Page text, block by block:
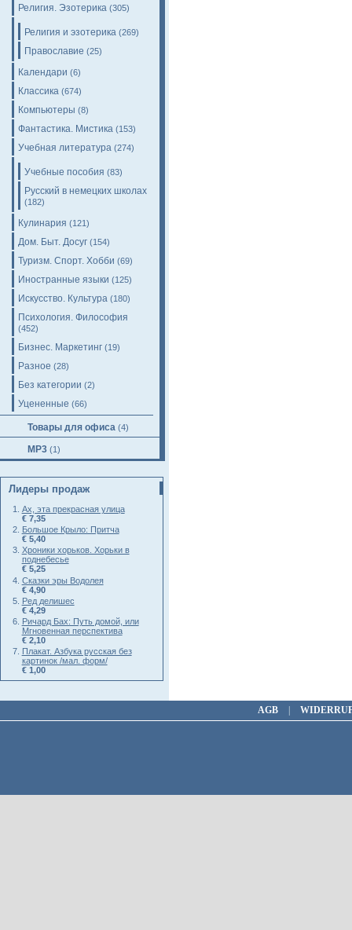
Религия. Эзотерика (305)
Религия и эзотерика (269)
Православие (25)
Календари (6)
Классика (674)
Компьютеры (8)
Фантастика. Мистика (153)
Учебная литература (274)
Учебные пособия (83)
Русский в немецких школах
(182)
Кулинария (121)
Дом. Быт. Досуг (154)
Туризм. Спорт. Хобби (69)
Иностранные языки (125)
Искусство. Культура (180)
Психология. Философия
(452)
Бизнес. Маркетинг (19)
Разное (28)
Без категории (2)
Уцененные (66)
Товары для офиса (4)
MP3 (1)
Лидеры продаж
Ах, эта прекрасная улица
€ 7,35
Большое Крыло: Притча
€ 5,40
Хроники хорьков. Хорьки в
поднебесье
€ 5,25
Сказки эры Водолея
€ 4,90
Ред делишес
€ 4,29
Ричард Бах: Путь домой, или
Мгновенная перспектива
€ 2,10
Плакат. Азбука русская без
картинок /мал. форм/
€ 1,00
AGB